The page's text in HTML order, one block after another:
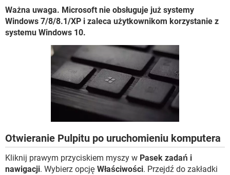
INSTAGRAM FACEBOOK
WINDOWS 10
Ważna uwaga. Microsoft nie obsługuje już systemy
Windows 7/8/8.1/XP i zaleca użytkownikom korzystanie z
systemu Windows 10.
Otwieranie Pulpitu po uruchomieniu komputera
Kliknij prawym przyciskiem myszy w Pasek zadań i
nawigacji. Wybierz opcję Właściwości. Przejdź do zakładki